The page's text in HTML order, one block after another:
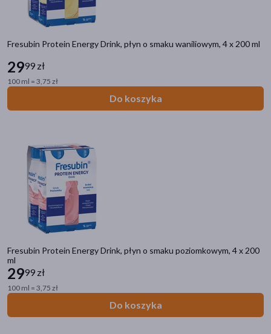
Fresubin Protein Energy Drink, płyn o smaku waniliowym, 4 x 200 ml
2999 zł
100 ml = 3,75 zł
Do koszyka
Fresubin Protein Energy Drink, płyn o smaku poziomkowym, 4 x 200
ml
2999 zł
100 ml = 3,75 zł
Do koszyka